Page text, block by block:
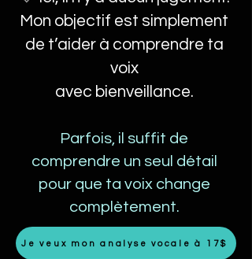
Mon objectif est simplement
de t’aider à comprendre ta
voix
avec bienveillance.
Parfois, il suffit de
comprendre un seul détail
pour que ta voix change
complètement.
Je veux mon analyse vocale à 17$